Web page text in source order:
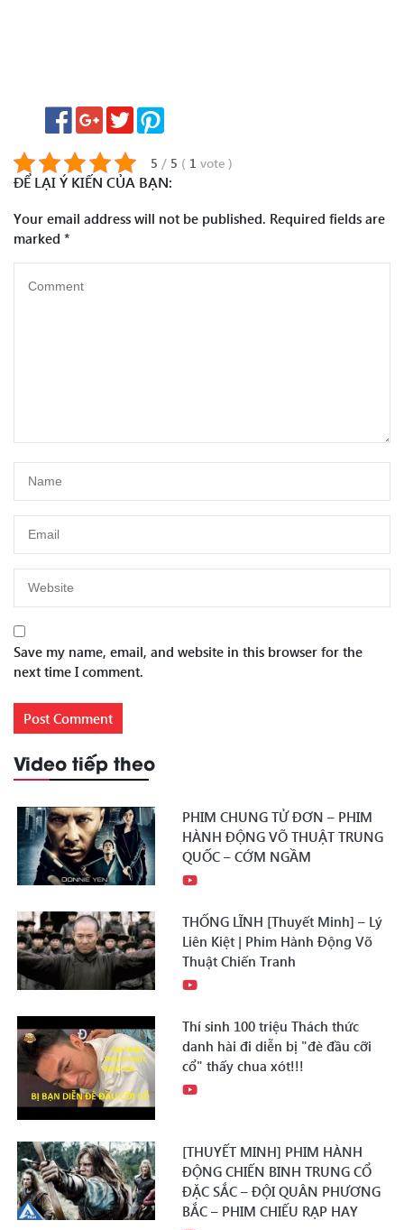
5 / 5 ( 1 vote )
ĐỂ LẠI Ý KIẾN CỦA BẠN:
Your email address will not be published. Required fields are
marked *
Save my name, email, and website in this browser for the
next time I comment.
Video tiếp theo
PHIM CHUNG TỬ ĐƠN – PHIM
HÀNH ĐỘNG VÕ THUẬT TRUNG
QUỐC – CỚM NGẦM
THỐNG LĨNH [Thuyết Minh] – Lý
Liên Kiệt | Phim Hành Động Võ
Thuật Chiến Tranh
Thí sinh 100 triệu Thách thức
danh hài đi diễn bị "đè đầu cỡi
cổ" thấy chua xót!!!
[THUYẾT MINH] PHIM HÀNH
ĐỘNG CHIẾN BINH TRUNG CỔ
ĐẶC SẮC – ĐỘI QUÂN PHƯƠNG
BẮC – PHIM CHIẾU RẠP HAY